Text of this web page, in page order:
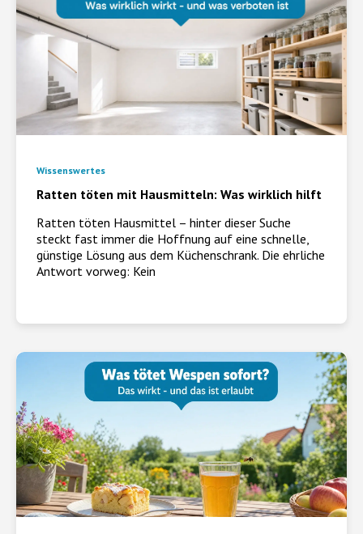
Ratten töten mit Hausmitteln: Was wirklich hilft
Ratten töten Hausmittel – hinter dieser Suche
steckt fast immer die Hoffnung auf eine schnelle,
günstige Lösung aus dem Küchenschrank. Die ehrliche
Antwort vorweg: Kein
Wissenswertes